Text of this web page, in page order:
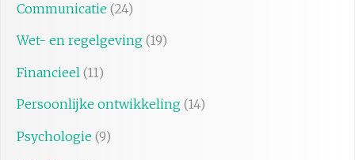
Communicatie (24)
Wet- en regelgeving (19)
Financieel (11)
Persoonlijke ontwikkeling (14)
Psychologie (9)